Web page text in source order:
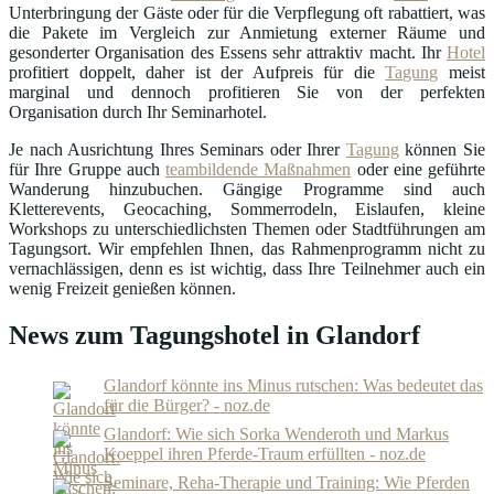
Unterbringung der Gäste oder für die Verpflegung oft rabattiert, was
die Pakete im Vergleich zur Anmietung externer Räume und
gesonderter Organisation des Essens sehr attraktiv macht. Ihr Hotel
profitiert doppelt, daher ist der Aufpreis für dieTagung meist
marginal und dennoch profitieren Sie von der perfekten
Organisation durch Ihr Seminarhotel.
Je nach Ausrichtung Ihres Seminars oder Ihrer Tagung können Sie
für Ihre Gruppe auch teambildende Maßnahmen oder eine geführte
Wanderung hinzubuchen. Gängige Programme sind auch
Kletterevents, Geocaching, Sommerrodeln, Eislaufen, kleine
Workshops zu unterschiedlichsten Themen oder Stadtführungen am
Tagungsort. Wir empfehlen Ihnen, das Rahmenprogramm nicht zu
vernachlässigen, denn es ist wichtig, dass Ihre Teilnehmer auch ein
wenig Freizeit genießen können.
News zum Tagungshotel in Glandorf
Glandorf könnte ins Minus rutschen: Was bedeutet das
für die Bürger? - noz.de
Glandorf: Wie sich Sorka Wenderoth und Markus
Koeppel ihren Pferde-Traum erfüllten - noz.de
Seminare, Reha-Therapie und Training: Wie Pferden